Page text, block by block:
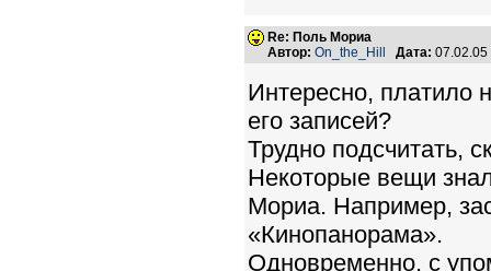
Re: Поль Мориа
Автор: On_the_Hill Дата:
Интересно, платило
его записей?
Трудно подсчитать,
Некоторые вещи
Мориа. Например,
«Кинопанорама».
Одновременно, с